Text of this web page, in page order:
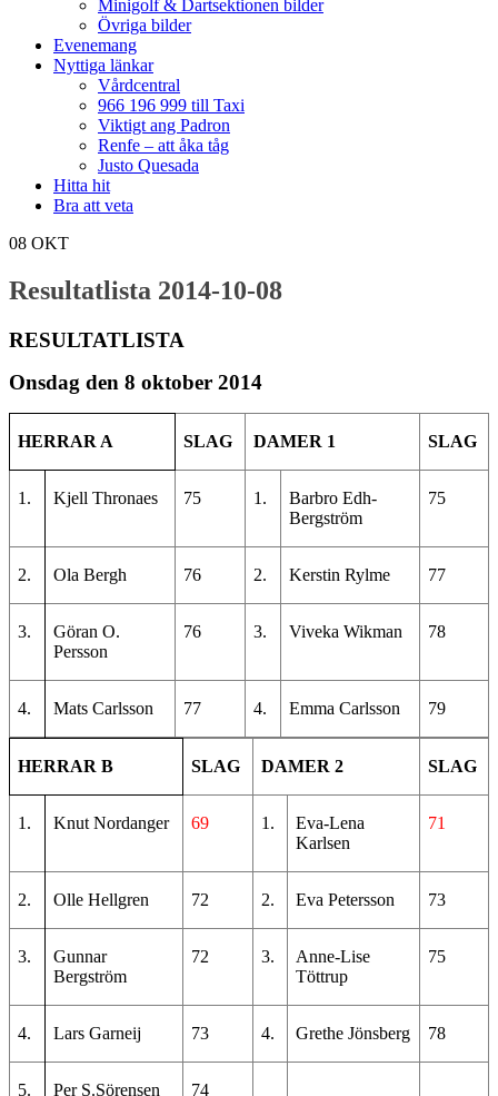
Minigolf & Dartsektionen bilder
Övriga bilder
Evenemang
Nyttiga länkar
Vårdcentral
966 196 999 till Taxi
Viktigt ang Padron
Renfe – att åka tåg
Justo Quesada
Hitta hit
Bra att veta
08 OKT
Resultatlista 2014-10-08
RESULTATLISTA
Onsdag den 8 oktober 2014
HERRAR A SLAG DAMER 1 SLAG
1. Kjell Thronaes 75 1.
Barbro Edh-
Bergström
75
2. Ola Bergh 76 2. Kerstin Rylme 77
3.
Göran O.
Persson
76 3. Viveka Wikman 78
4. Mats Carlsson 77 4. Emma Carlsson 79
HERRAR B SLAG DAMER 2 SLAG
1. Knut Nordanger 69 1.
Eva-Lena
Karlsen
71
2. Olle Hellgren 72 2. Eva Petersson 73
3.
Gunnar
Bergström
72 3.
Anne-Lise
Töttrup
75
4. Lars Garneij 73 4. Grethe Jönsberg 78
5. Per S.Sörensen 74